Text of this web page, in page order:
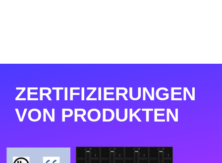
ZERTIFIZIERUNGEN
VON PRODUKTEN